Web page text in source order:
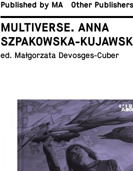
Pub­lished by MA Other Publishers
MULTIVERSE. ANNA
SZPAKOWSKA-
ed. Małgorzata Devosges-Cuber